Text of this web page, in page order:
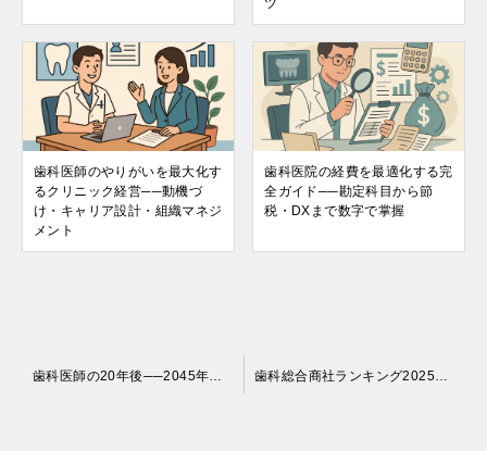
ツ
歯科医師のやりがいを最大化す
るクリニック経営──動機づ
け・キャリア設計・組織マネジ
メント
歯科医院の経費を最適化する完
全ガイド──勘定科目から節
税・DXまで数字で掌握
歯科医師の20年後──2045年に勝ち残るクリニック経営戦略 歯科総合商社ランキング2025──仕入れコストを下げる経営者必見ガイド